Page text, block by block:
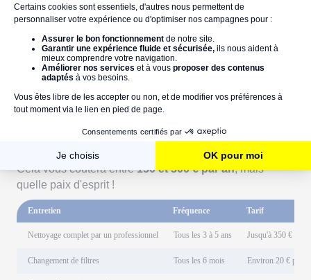
est d’atteindre un confort thermique maximal et des
économies d’énergie sur 20 ans
Quel tarif pour faire entretenir sa
VMC double flux ?
et économique sur le long terme. Une astuce ?
Demandez uncontrat d'entretien
lors de l'installation.
Cela vous coûtera entre150 et 300 € par an, mais
quelle paix d'esprit !
Entretien Fréquence Tarif
Nettoyage complet par un professionnel Tous les 3 à 5 ans Jusqu'à 350 €
Changement de filtres Tous les 6 mois Environ 20 € par